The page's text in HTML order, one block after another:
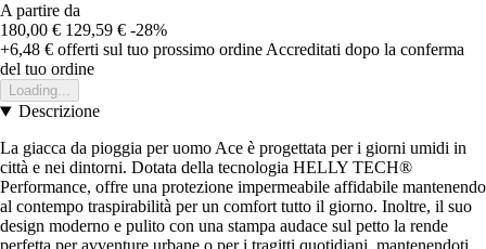
A partire da
180,00 € 129,59 € -28%
+6,48 € offerti sul tuo prossimo ordineAccreditati dopo la conferma
del tuo ordine
Loading...
Descrizione
La giacca da pioggia per uomo Ace è progettata per i giorni umidi in
città e nei dintorni. Dotata della tecnologia HELLY TECH®
Performance, offre una protezione impermeabile affidabile mantenendo
al contempo traspirabilità per un comfort tutto il giorno. Inoltre, il suo
design moderno e pulito con una stampa audace sul petto la rende